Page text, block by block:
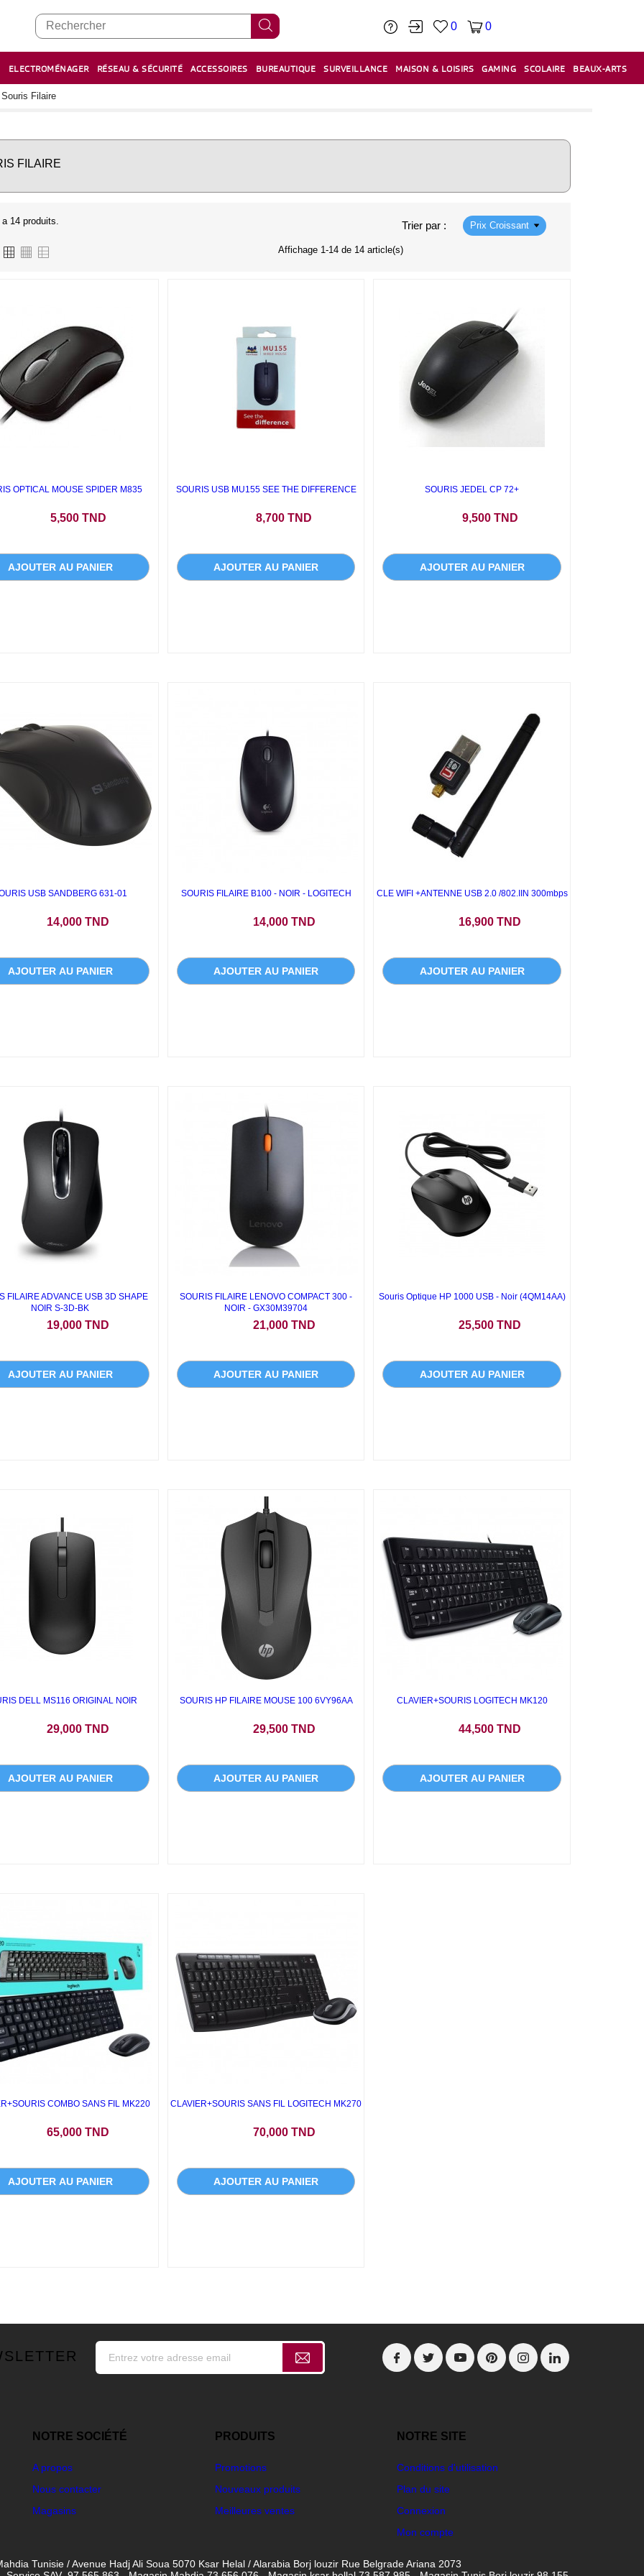
0 0
ELECTROMÉNAGER RÉSEAU & SÉCURITÉ ACCESSOIRES BUREAUTIQUE SURVEILLANCE MAISON & LOISIRS GAMING SCOLAIRE BEAUX-ARTS
Souris Filaire
FILAIRE
14 produits. Trier par : Prix Croissant
Affichage 1-14 de 14 article(s)
OPTICAL MOUSE SPIDER M835
5,500 TND
AJOUTER AU PANIER
SOURIS USB MU155 SEE THE DIFFERENCE
8,700 TND
AJOUTER AU PANIER
SOURIS JEDEL CP 72+
9,500 TND
AJOUTER AU PANIER
USB SANDBERG 631-01
14,000 TND
AJOUTER AU PANIER
SOURIS FILAIRE B100 - NOIR - LOGITECH
14,000 TND
AJOUTER AU PANIER
CLE WIFI +ANTENNE USB 2.0 /802.IIN 300mbps
16,900 TND
AJOUTER AU PANIER
FILAIRE ADVANCE USB 3D SHAPE
NOIR S-3D-BK
19,000 TND
AJOUTER AU PANIER
SOURIS FILAIRE LENOVO COMPACT 300 -
NOIR - GX30M39704
21,000 TND
AJOUTER AU PANIER
Souris Optique HP 1000 USB - Noir (4QM14AA)
25,500 TND
AJOUTER AU PANIER
DELL MS116 ORIGINAL NOIR
29,000 TND
AJOUTER AU PANIER
SOURIS HP FILAIRE MOUSE 100 6VY96AA
29,500 TND
AJOUTER AU PANIER
CLAVIER+SOURIS LOGITECH MK120
44,500 TND
AJOUTER AU PANIER
COMBO SANS FIL MK220
65,000 TND
AJOUTER AU PANIER
CLAVIER+SOURIS SANS FIL LOGITECH MK270
70,000 TND
AJOUTER AU PANIER
NOTRE SOCIÉTÉ
A propos
Nous contacter
Magasins
PRODUITS
Promotions
Nouveaux produits
Meilleures ventes
NOTRE SITE
Conditions d'utilisation
Plan du site
Connexion
Mon compte
Tunisie / Avenue Hadj Ali Soua 5070 Ksar Helal / Alarabia Borj louzir Rue Belgrade Ariana 2073